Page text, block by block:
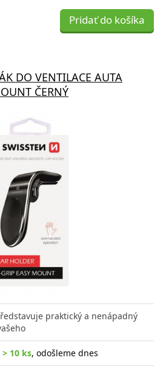
Pridať do košíka
DO VENTILACE AUTA
ČERNÝ
praktický a nenápadný
10 ks, odošleme dnes